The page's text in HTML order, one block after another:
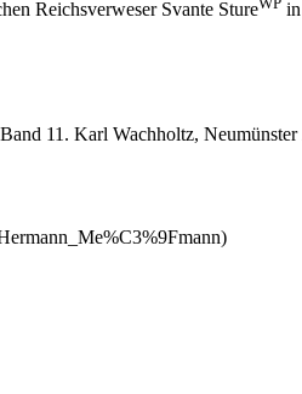
Reichsverweser Svante Sture in
11. Karl Wachholtz, Neumünster